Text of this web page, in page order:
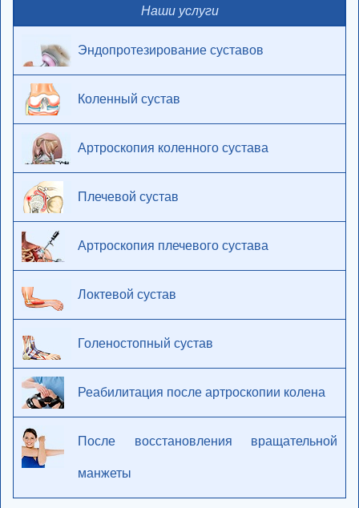
Наши услуги
Эндопротезирование суставов
Коленный сустав
Артроскопия коленного сустава
Плечевой сустав
Артроскопия плечевого сустава
Локтевой сустав
Голеностопный сустав
Реабилитация после артроскопии колена
После восстановления вращательной
манжеты